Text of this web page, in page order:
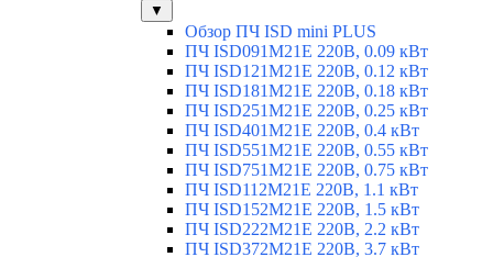
▼
Обзор ПЧ ISD mini PLUS
ПЧ ISD091M21E 220В, 0.09 кВт
ПЧ ISD121M21E 220В, 0.12 кВт
ПЧ ISD181M21E 220В, 0.18 кВт
ПЧ ISD251M21E 220В, 0.25 кВт
ПЧ ISD401M21E 220В, 0.4 кВт
ПЧ ISD551M21E 220В, 0.55 кВт
ПЧ ISD751M21E 220В, 0.75 кВт
ПЧ ISD112M21E 220В, 1.1 кВт
ПЧ ISD152M21E 220В, 1.5 кВт
ПЧ ISD222M21E 220В, 2.2 кВт
ПЧ ISD372M21E 220В, 3.7 кВт